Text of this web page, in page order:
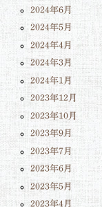
2024年6月
2024年5月
2024年4月
2024年3月
2024年1月
2023年12月
2023年10月
2023年9月
2023年7月
2023年6月
2023年5月
2023年4月